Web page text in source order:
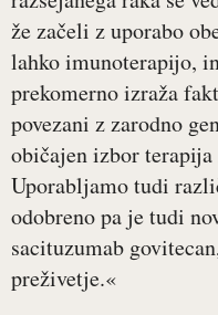
že začeli z uporabo
lahko imunoterapijo,
prekomerno izraža
povezani z zarodno
običajen izbor
Uporabljamo tudi
odobreno pa je tudi
sacituzumab
preživetje.«